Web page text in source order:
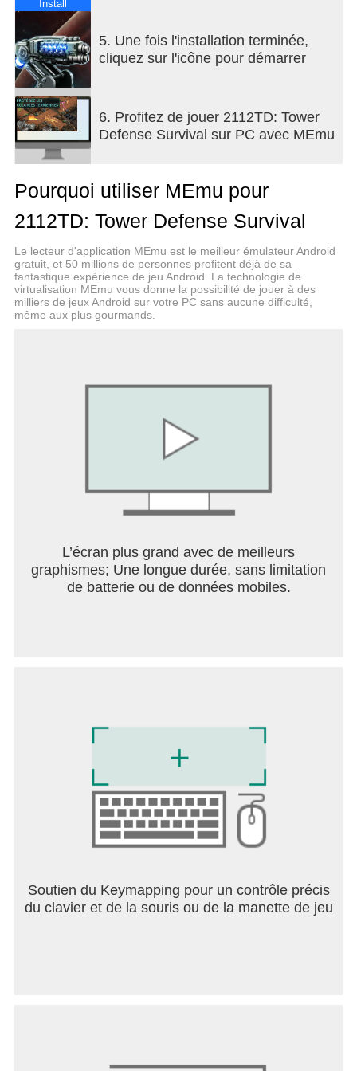
ENVIRONNEMENTS ET GRAPHIQUES
SOIGNEUSEMENT ILLUSTRÉS
Le style artistique de 2112TD est fondé sur la
nostalgie de l'âge d'or des RTS, rendant hommage
à des jeux comme Command and Conquer et
StarCraft.
COMPÉTENCES
Le champ de bataille est impitoyable et chaque
seconde compte. Les débutants trouveront le
pardon en mode normal tandis que les vétérans
seront attirés par le défi du mode difficile. Lorsque
vous serez prêt, il sera temps de mettre vos
compétences à l'épreuve dans les modes
BRÛLEZ, EXPLOSEZ ET DÉTRUISEZ
Déployez la mitrailleuse, le lance-flammes,
l'artillerie et les tourelles plasma pour détruire vos
ennemis. Améliorez vos tourelles jusqu'à leurs
importante et d’attaques chargées.
Lorsque la situation devient trop difficile, vous
pourrez compter sur un soutien aérien. La frappe
aérienne et le drone tactique offrent des frappes
DÉCOUVRIR ET DOMINER
Ils l'appellent le dictionnaire du soldat. La base de
données tactique rassemble des données sur le
champ de bataille concernant votre arsenal et vos
hordes.
Install
5. Une fois l'installation terminée,
cliquez sur l'icône pour démarrer
6. Profitez de jouer 2112TD: Tower
Defense Survival sur PC avec MEmu
Pourquoi utiliser MEmu pour
2112TD: Tower Defense Survival
Le lecteur d'application MEmu est le meilleur émulateur Android
gratuit, et 50 millions de personnes profitent déjà de sa
fantastique expérience de jeu Android. La technologie de
virtualisation MEmu vous donne la possibilité de jouer à des
milliers de jeux Android sur votre PC sans aucune difficulté,
même aux plus gourmands.
L’écran plus grand avec de meilleurs
graphismes; Une longue durée, sans limitation
de batterie ou de données mobiles.
Soutien du Keymapping pour un contrôle précis
du clavier et de la souris ou de la manette de jeu